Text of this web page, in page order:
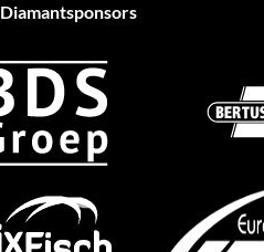
Diamantsponsors